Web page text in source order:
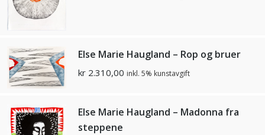
Else Marie Haugland – Rop og bruer
kr 2.310,00 inkl. 5% kunstavgift
Else Marie Haugland – Madonna fra
steppene